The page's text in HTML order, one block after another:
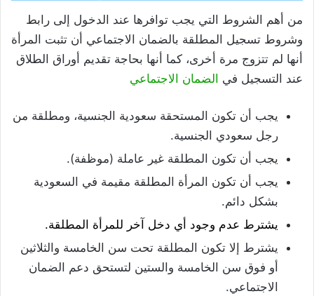
من أهم الشروط التي يجب توافرها عند الدخول إلى رابط
وشروط تسجيل المطلقة بالضمان الاجتماعي أن تثبت المرأة
أنها لم تتزوج مرة أخرى، كما أنها بحاجة تقديم أوراق الطلاق
عند التسجيل في الضمان الاجتماعي
يجب أن تكون المستحقة سعودية الجنسية، ومطلقة من
رجل سعودي الجنسية.
يجب أن تكون المطلقة غير عاملة (موظفة).
يجب أن تكون المرأة المطلقة مقيمة في السعودية
بشكل دائم.
يشترط عدم وجود أي دخل آخر للمرأة المطلقة.
يشترط إلا تكون المطلقة تحت سن الخامسة والثلاثين
أو فوق سن الخامسة والستين لتستحق دعم الضمان
الاجتماعي.